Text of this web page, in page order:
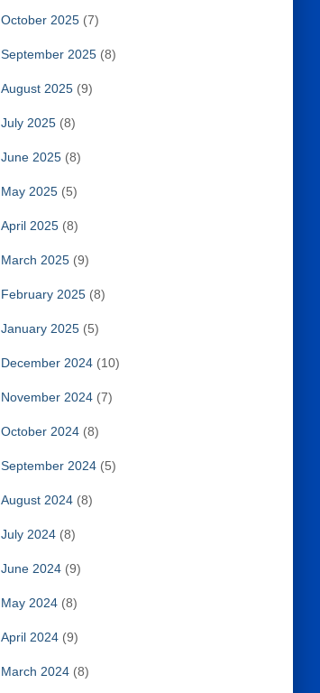
October 2025(7)
September 2025(8)
August 2025(9)
July 2025(8)
June 2025(8)
May 2025(5)
April 2025(8)
March 2025(9)
February 2025(8)
January 2025(5)
December 2024(10)
November 2024(7)
October 2024(8)
September 2024(5)
August 2024(8)
July 2024(8)
June 2024(9)
May 2024(8)
April 2024(9)
March 2024(8)